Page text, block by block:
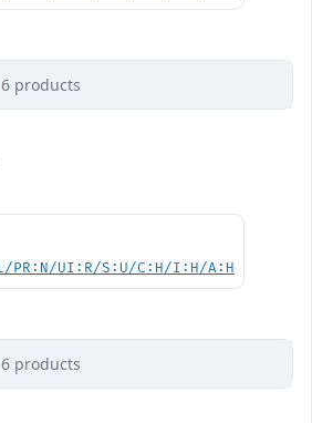
6 products
PR:N/UI:R/S:U/C:H/I:H/A:H
6 products